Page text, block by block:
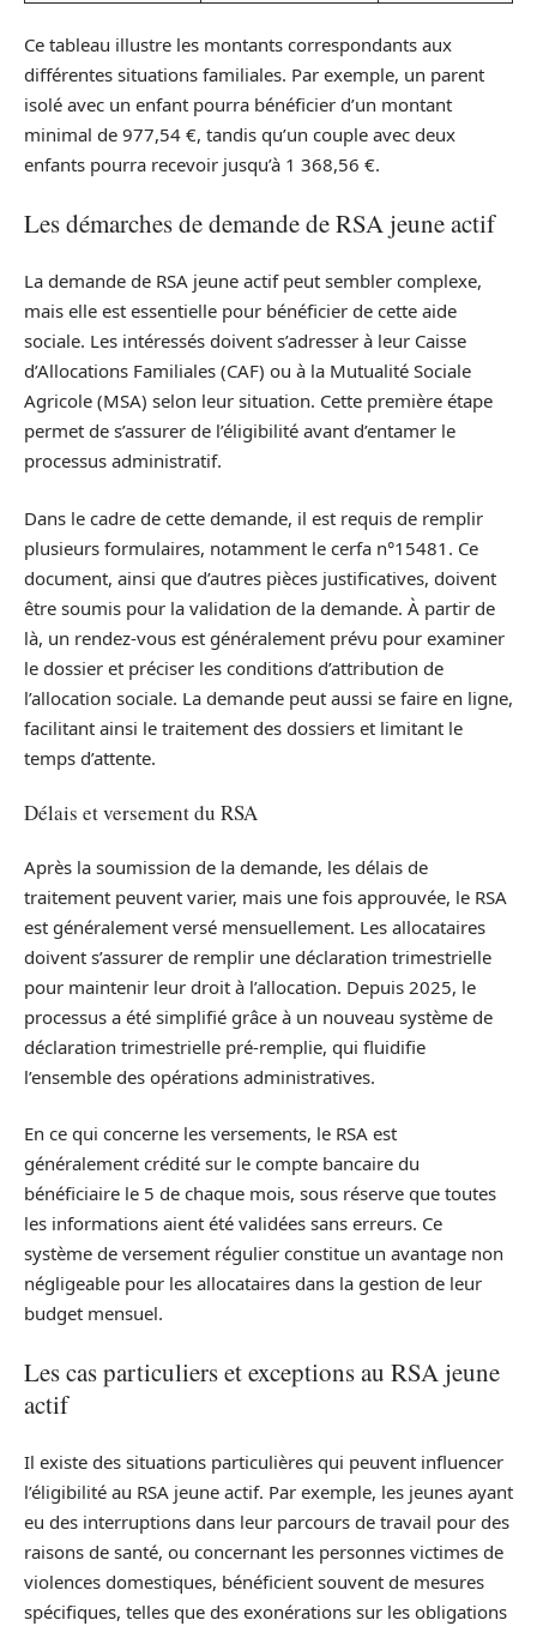
Ce tableau illustre les montants correspondants aux
différentes situations familiales. Par exemple, un parent
isolé avec un enfant pourra bénéficier d’un montant
minimal de 977,54 €, tandis qu’un couple avec deux
enfants pourra recevoir jusqu’à 1 368,56 €.
Les démarches de demande de RSA jeune actif
La demande de RSA jeune actif peut sembler complexe,
mais elle est essentielle pour bénéficier de cette aide
sociale. Les intéressés doivent s’adresser à leur Caisse
d’Allocations Familiales (CAF) ou à la Mutualité Sociale
Agricole (MSA) selon leur situation. Cette première étape
permet de s’assurer de l’éligibilité avant d’entamer le
processus administratif.
Dans le cadre de cette demande, il est requis de remplir
plusieurs formulaires, notamment le cerfa n°15481. Ce
document, ainsi que d’autres pièces justificatives, doivent
être soumis pour la validation de la demande. À partir de
là, un rendez-vous est généralement prévu pour examiner
le dossier et préciser les conditions d’attribution de
l’allocation sociale. La demande peut aussi se faire en ligne,
facilitant ainsi le traitement des dossiers et limitant le
temps d’attente.
Délais et versement du RSA
Après la soumission de la demande, les délais de
traitement peuvent varier, mais une fois approuvée, le RSA
est généralement versé mensuellement. Les allocataires
doivent s’assurer de remplir une déclaration trimestrielle
pour maintenir leur droit à l’allocation. Depuis 2025, le
processus a été simplifié grâce à un nouveau système de
déclaration trimestrielle pré-remplie, qui fluidifie
l’ensemble des opérations administratives.
En ce qui concerne les versements, le RSA est
généralement crédité sur le compte bancaire du
bénéficiaire le 5 de chaque mois, sous réserve que toutes
les informations aient été validées sans erreurs. Ce
système de versement régulier constitue un avantage non
négligeable pour les allocataires dans la gestion de leur
budget mensuel.
Les cas particuliers et exceptions au RSA jeune
actif
Il existe des situations particulières qui peuvent influencer
l’éligibilité au RSA jeune actif. Par exemple, les jeunes ayant
eu des interruptions dans leur parcours de travail pour des
raisons de santé, ou concernant les personnes victimes de
violences domestiques, bénéficient souvent de mesures
spécifiques, telles que des exonérations sur les obligations